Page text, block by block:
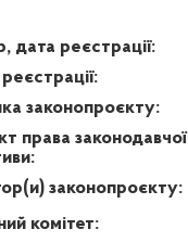
дата реєстрації:
законопроєкту:
права законодавчої
законопроєкту:
комітет: